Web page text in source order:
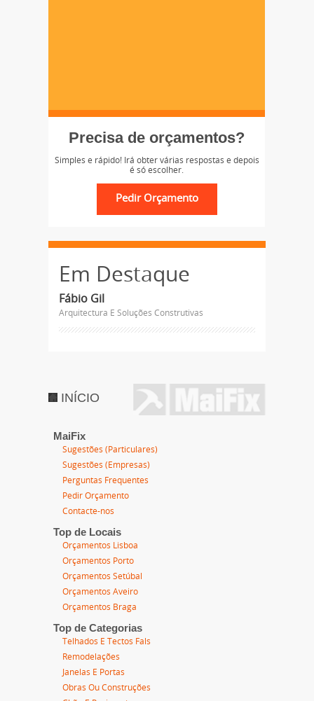
Precisa de orçamentos?
Simples e rápido! Irá obter várias respostas e depois
é só escolher.
Em Destaque
Fábio Gil
Arquitectura E Soluções Construtivas
INÍCIO
MaiFix
Sugestões (Particulares)
Sugestões (Empresas)
Perguntas Frequentes
Pedir Orçamento
Contacte-nos
Top de Locais
Orçamentos Lisboa
Orçamentos Porto
Orçamentos Setúbal
Orçamentos Aveiro
Orçamentos Braga
Top de Categorias
Telhados E Tectos Fals
Remodelações
Janelas E Portas
Obras Ou Construções